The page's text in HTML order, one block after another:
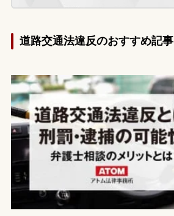
道路交通法違反のおすすめ記事